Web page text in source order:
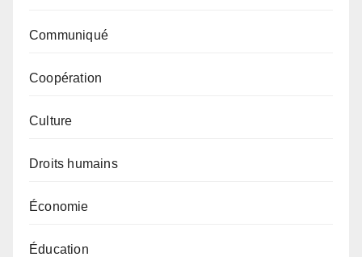
Communiqué
Coopération
Culture
Droits humains
Économie
Éducation